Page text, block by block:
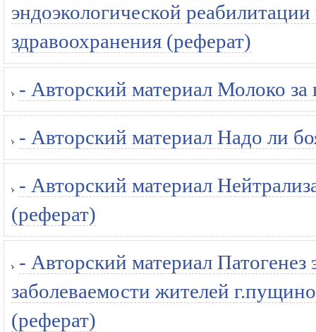
эндоэкологической
здравоохранения (реферат)
- Авторский материал Молоко за
- Авторский материал Надо ли
- Авторский материал
(реферат)
- Авторский материал Патогенез
заболеваемости жителей
(реферат)